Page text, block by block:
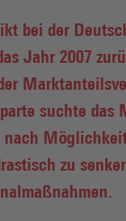
bei der
Jahr 2007
suchte das
nach
zu